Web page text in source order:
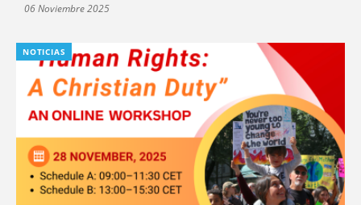
06 Noviembre 2025
NOTICIAS